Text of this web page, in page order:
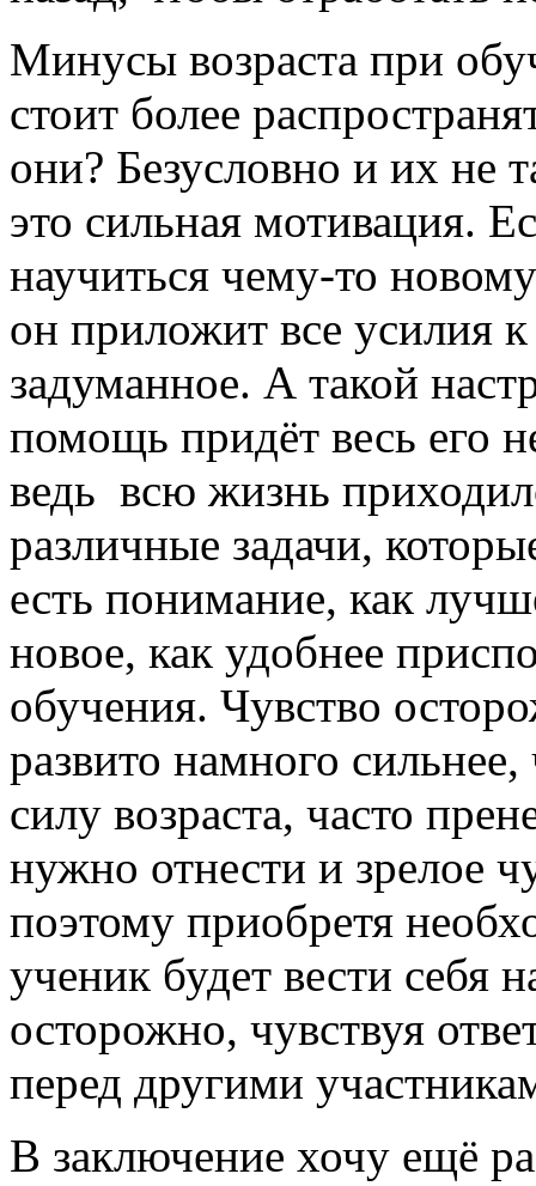
Минусы возраста при
стоит более
они? Безусловно и их не
это сильная мотивация.
научиться чему-то
он приложит все усилия
задуманное. А такой
помощь придёт весь его
ведь всю жизнь
различные задачи,
есть понимание, как
новое, как удобнее
обучения. Чувство
развито намного
силу возраста, часто
нужно отнести и зрелое
поэтому приобретя
ученик будет вести себя
осторожно, чувствуя
перед другими
В заключение хочу ещё